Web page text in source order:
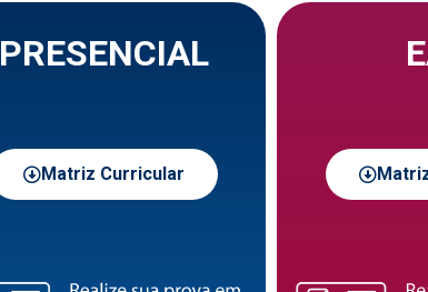
PRESENCIAL
Matriz Curricular